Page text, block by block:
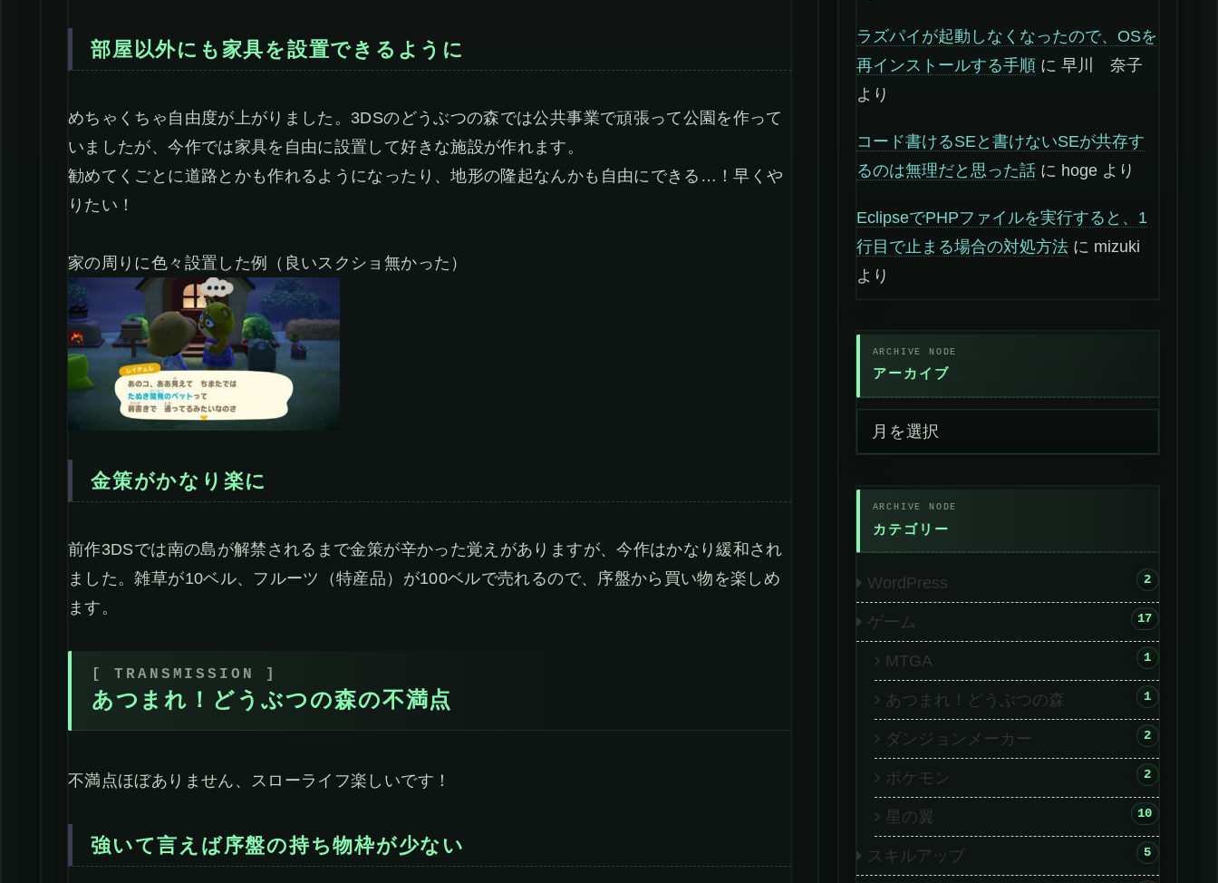
部屋以外にも家具を設置できるように
めちゃくちゃ自由度が上がりました。3DSのどうぶつの森では公共事業で頑張って公園を作って
いましたが、今作では家具を自由に設置して好きな施設が作れます。
勧めてくごとに道路とかも作れるようになったり、地形の隆起なんかも自由にできる…！早くや
りたい！
家の周りに色々設置した例（良いスクショ無かった）
金策がかなり楽に
前作3DSでは南の島が解禁されるまで金策が辛かった覚えがありますが、今作はかなり緩和され
ました。雑草が10ベル、フルーツ（特産品）が100ベルで売れるので、序盤から買い物を楽しめ
ます。
あつまれ！どうぶつの森の不満点
不満点ほぼありません、スローライフ楽しいです！
強いて言えば序盤の持ち物枠が少ない
ラズパイが起動しなくなったので、OSを
再インストールする手順 に 早川 奈子
より
コード書けるSEと書けないSEが共存す
るのは無理だと思った話 に hoge より
EclipseでPHPファイルを実行すると、1
行目で止まる場合の対処方法 に mizuki
より
アーカイブ
カテゴリー
WordPress 2
ゲーム 17
MTGA 1
あつまれ！どうぶつの森 1
ダンジョンメーカー 2
ポケモン 2
星の翼 10
スキルアップ 5